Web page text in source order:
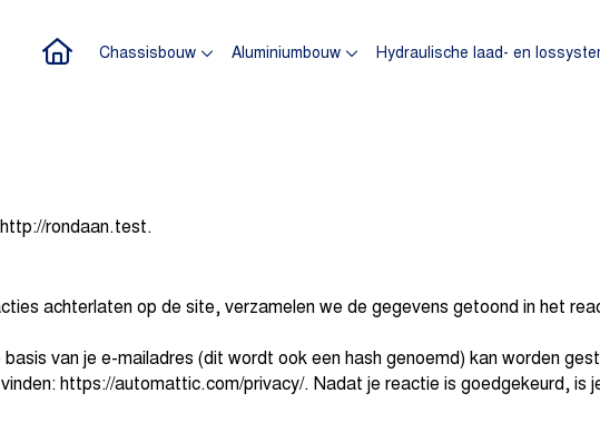
Naar de homepagina
Chassisbouw Aluminiumbouw Hydraulische laad- en
rondaan.test.
achterlaten op de site, verzamelen we de gegevens getoond in het
van je e-mailadres (dit wordt ook een hash genoemd) kan worden
https://automattic.com/privacy/. Nadat je reactie is goedgekeurd,